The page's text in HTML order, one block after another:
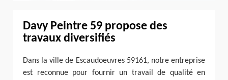
Davy Peintre 59 propose des
travaux diversifiés
Dans la ville de Escaudoeuvres 59161, notre entreprise
est reconnue pour fournir un travail de qualité en